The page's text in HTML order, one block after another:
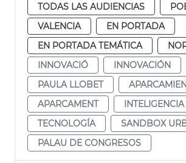
TODAS LAS AUDIENCIAS
VALENCIA
EN PORTADA
EN PORTADA TEMÁTICA
INNOVACIÓ
INNOVACIÓN
PAULA LLOBET
APARCAMENT
TECNOLOGÍA
SANDBOX
PALAU DE CONGRESOS